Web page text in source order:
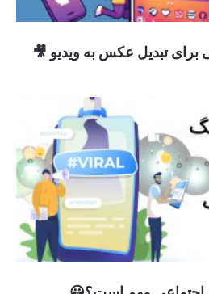
تبدیل عکس به ویدیو 🎥